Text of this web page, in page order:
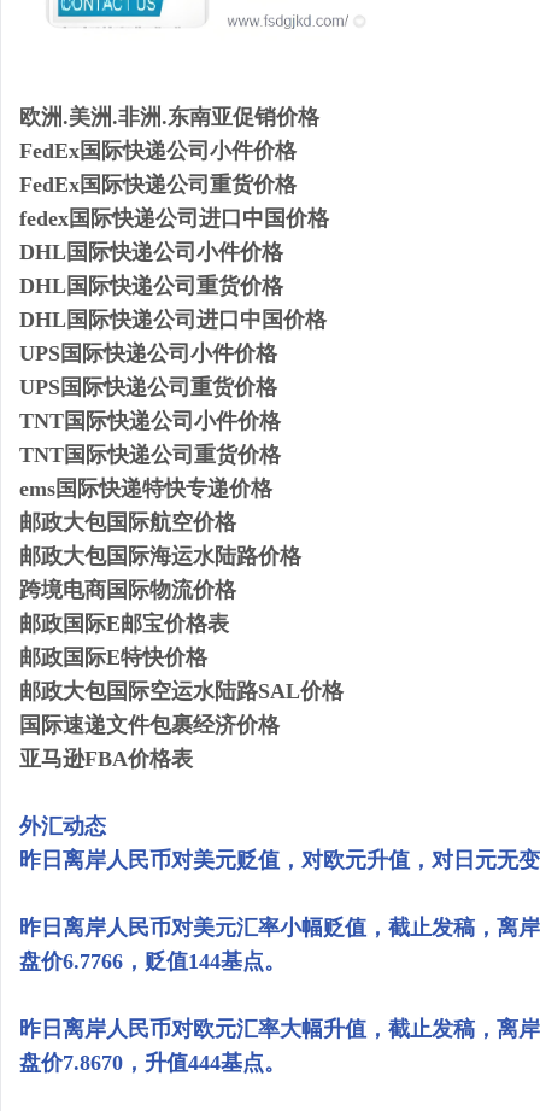
欧洲.美洲.非洲.东南亚促销价格
FedEx国际快递公司小件价格
FedEx国际快递公司重货价格
fedex国际快递公司进口中国价格
DHL国际快递公司小件价格
DHL国际快递公司重货价格
DHL国际快递公司进口中国价格
UPS国际快递公司小件价格
UPS国际快递公司重货价格
TNT国际快递公司小件价格
TNT国际快递公司重货价格
ems国际快递特快专递价格
邮政大包国际航空价格
邮政大包国际海运水陆路价格
跨境电商国际物流价格
邮政国际E邮宝价格表
邮政国际E特快价格
邮政大包国际空运水陆路SAL价格
国际速递文件包裹经济价格
亚马逊FBA价格表
外汇动态
昨日离岸人民币对美元贬值，对欧元升值，对日元无
昨日离岸人民币对美元汇率小幅贬值，截止发稿，离
盘价6.7766，贬值144基点。
昨日离岸人民币对欧元汇率大幅升值，截止发稿，离
盘价7.8670，升值444基点。